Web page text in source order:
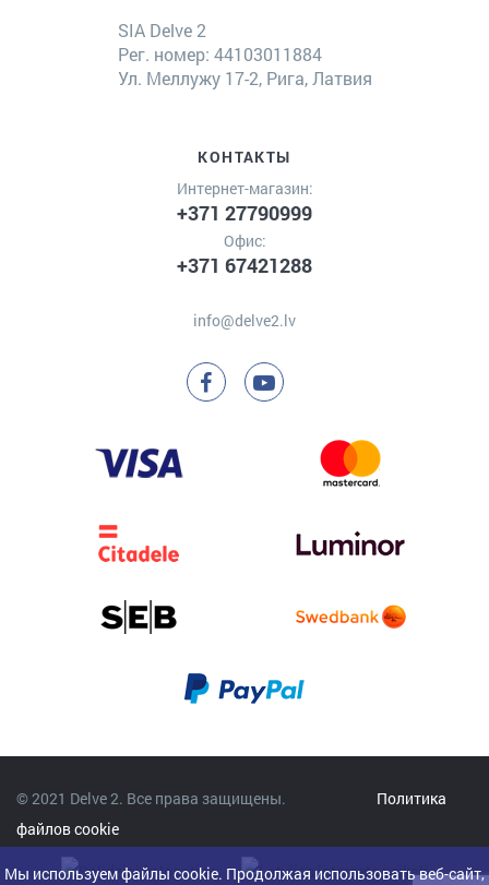
SIA Delve 2
Рег. номер: 44103011884
Ул. Меллужу 17-2, Рига, Латвия
КОНТАКТЫ
Интернет-магазин:
+371 27790999
Офис:
+371 67421288
info@delve2.lv
© 2021 Delve 2. Все права защищены.
Политика
файлов cookie
Мы используем файлы cookie. Продолжая использовать веб-сайт,